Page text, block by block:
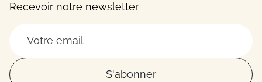
Recevoir notre newsletter
S'abonner